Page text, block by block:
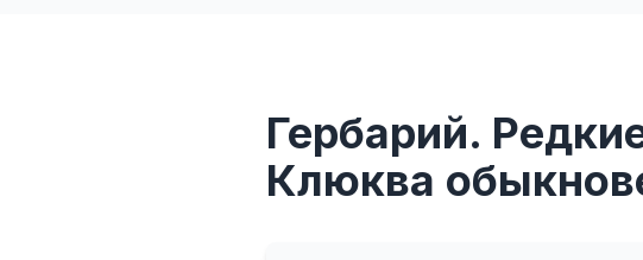
Гербарий.
Клюква